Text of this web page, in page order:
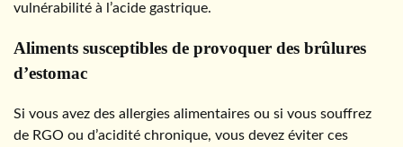
vulnérabilité à l’acide gastrique.
Aliments susceptibles de provoquer des brûlures
d’estomac
Si vous avez des allergies alimentaires ou si vous souffrez
de RGO ou d’acidité chronique, vous devez éviter ces